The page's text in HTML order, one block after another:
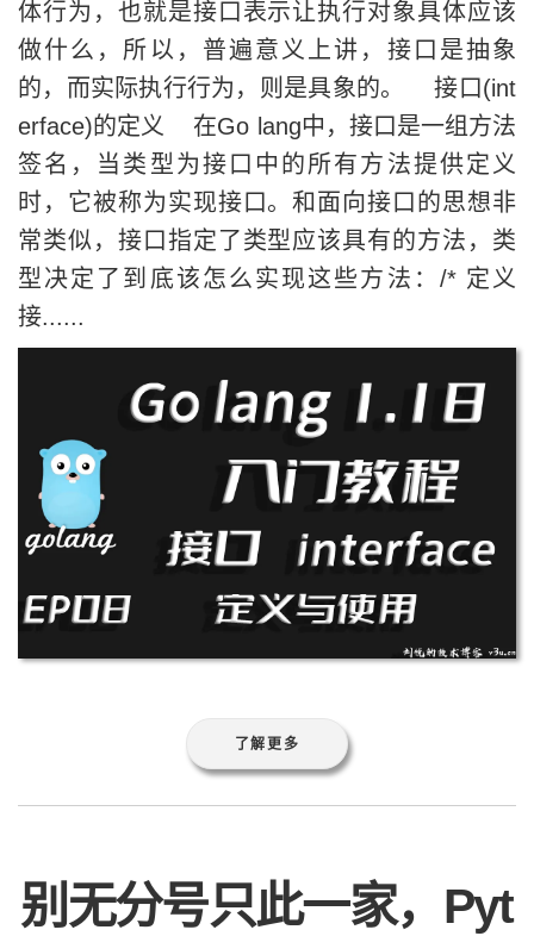
体行为，也就是接口表示让执行对象具体应该
做什么，所以，普遍意义上讲，接口是抽象
的，而实际执行行为，则是具象的。 接口(int
erface)的定义 在Go lang中，接口是一组方法
签名，当类型为接口中的所有方法提供定义
时，它被称为实现接口。和面向接口的思想非
常类似，接口指定了类型应该具有的方法，类
型决定了到底该怎么实现这些方法：/* 定义
接......
了解更多
别无分号只此一家，Pyt